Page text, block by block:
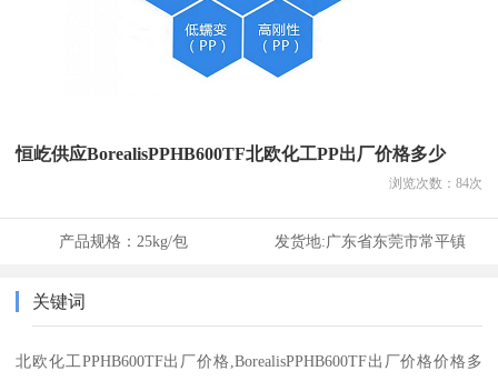
恒屹供应BorealisPPHB600TF北欧化工PP出厂价格多少
浏览次数： 84次
产品规格： 25kg/包 发货地:广东省东莞市常平镇
关键词
北欧化工PPHB600TF出厂价格,BorealisPPHB600TF出厂价格价格多